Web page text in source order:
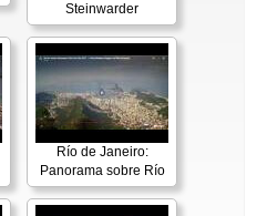
Steinwarder
Río de Janeiro:
Panorama sobre Río